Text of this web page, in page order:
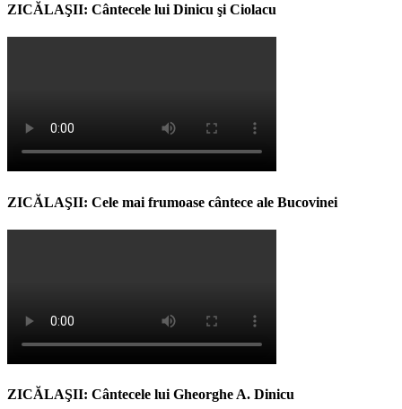
ZICĂLAŞII: Cântecele lui Dinicu şi Ciolacu
ZICĂLAŞII: Cele mai frumoase cântece ale Bucovinei
ZICĂLAŞII: Cântecele lui Gheorghe A. Dinicu